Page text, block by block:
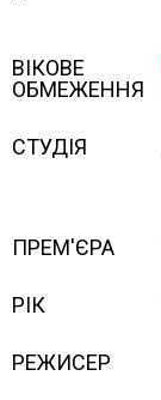
ВІКОВЕ
ОБМЕЖЕННЯ
СТУДІЯ
ПРЕМ'ЄРА
РІК
РЕЖИСЕР